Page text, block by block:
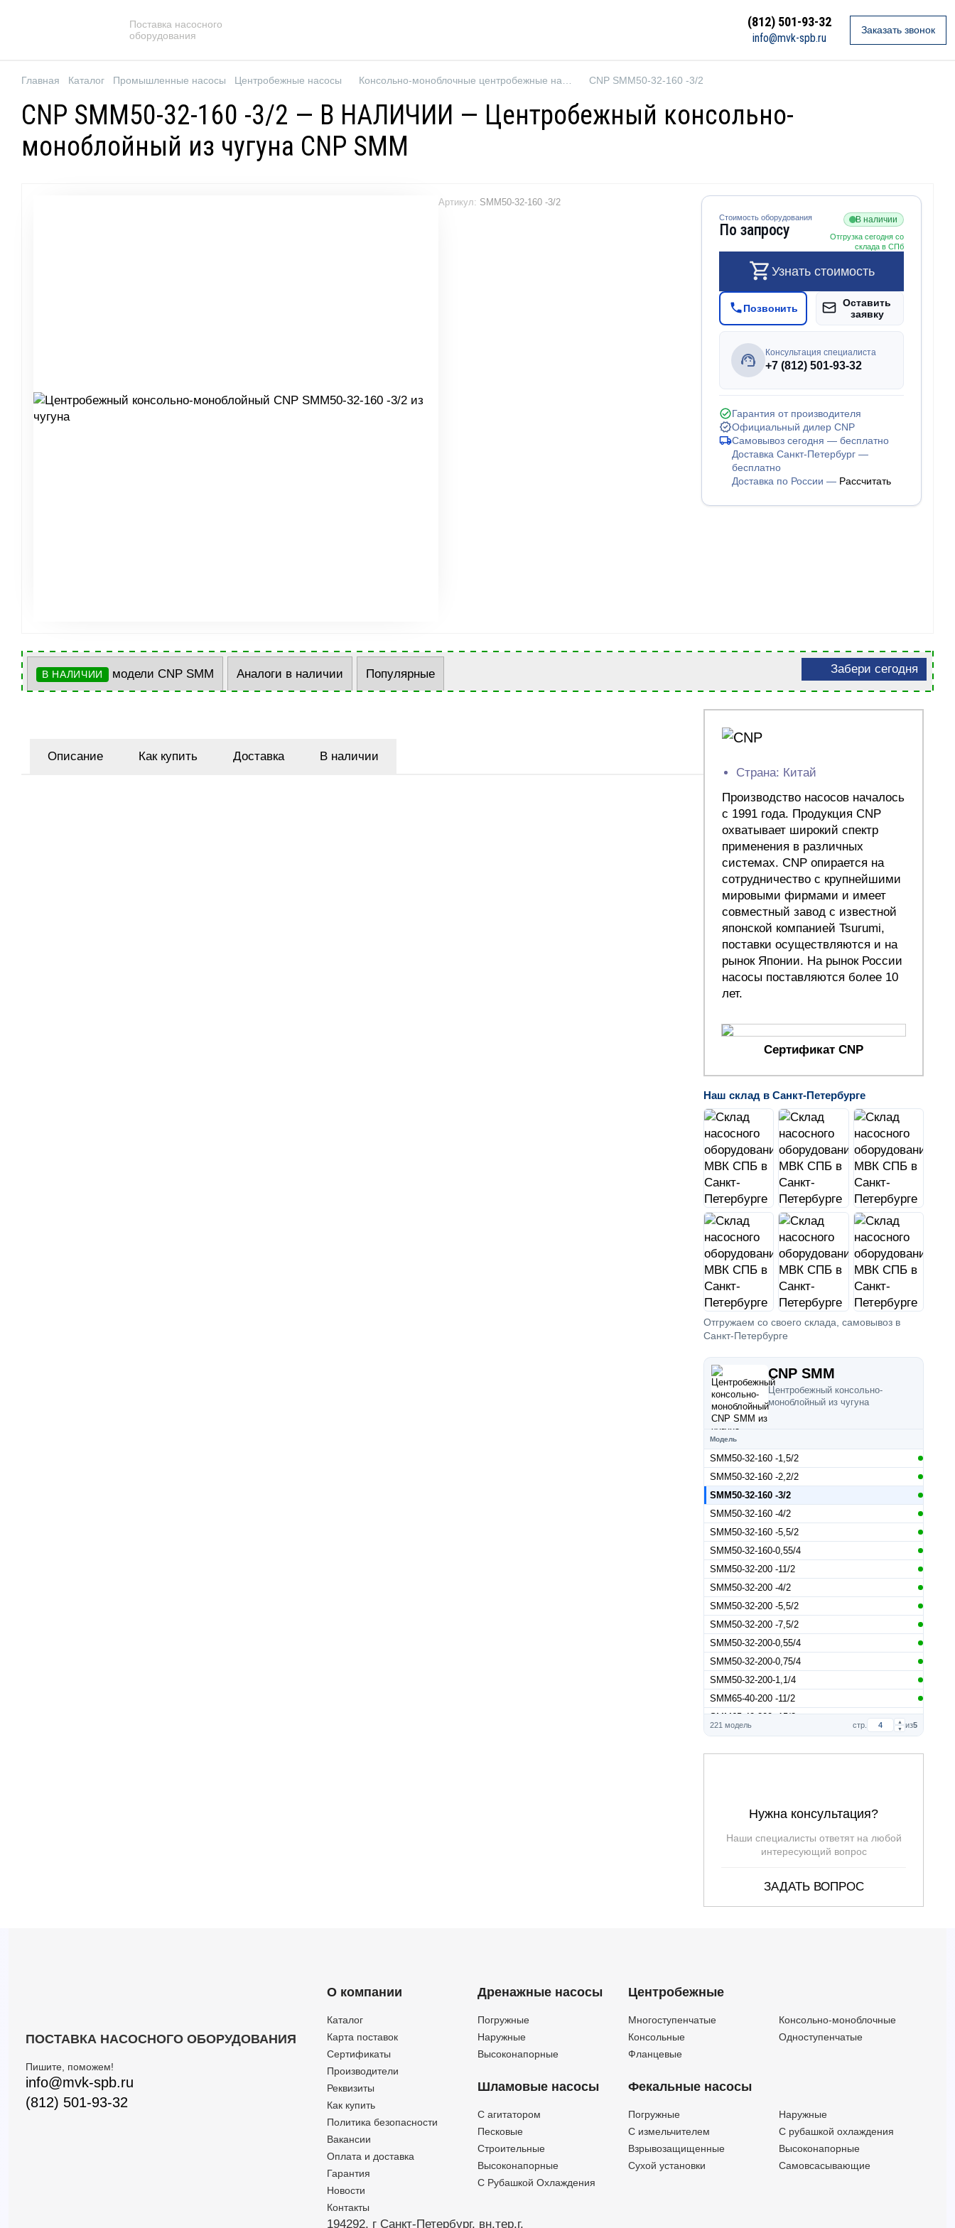
Поставка насосного
оборудования
(812) 501-93-32
info@mvk-spb.ru
Заказать звонок
Главная Каталог Промышленные насосы Центробежные насосы CNP SMM50-32-160 -3/2
CNP SMM50-32-160 -3/2 — В НАЛИЧИИ — Центробежный консольно-
моноблойный из чугуна CNP SMM
Артикул: SMM50-32-160 -3/2
Стоимость оборудования
По запросу
В наличии
Отгрузка сегодня со
склада в СПб
Узнать стоимость
Позвонить
Оставить
заявку
Консультация специалиста
+7 (812) 501-93-32
Гарантия от производителя
Официальный дилер CNP
Самовывоз сегодня — бесплатно
Доставка Санкт-Петербург —
бесплатно
Доставка по России — Рассчитать
В НАЛИЧИИ модели CNP SMM Аналоги в наличии Популярные Забери сегодня
Описание Как купить Доставка
В наличии
Страна: Китай
Производство насосов началось
с 1991 года. Продукция CNP
охватывает широкий спектр
применения в различных
системах. CNP опирается на
сотрудничество с крупнейшими
мировыми фирмами и имеет
совместный завод с известной
японской компанией Tsurumi,
поставки осуществляются и на
рынок Японии. На рынок России
насосы поставляются более 10
лет.
Сертификат CNP
Наш склад в Санкт-Петербурге
Отгружаем со своего склада, самовывоз в
Санкт-Петербурге
CNP SMM
Центробежный консольно-
моноблойный из чугуна
Модель
SMM50-32-160 -1,5/2
SMM50-32-160 -2,2/2
SMM50-32-160 -3/2
SMM50-32-160 -4/2
SMM50-32-160 -5,5/2
SMM50-32-160-0,55/4
SMM50-32-200 -11/2
SMM50-32-200 -4/2
SMM50-32-200 -5,5/2
SMM50-32-200 -7,5/2
SMM50-32-200-0,55/4
SMM50-32-200-0,75/4
SMM50-32-200-1,1/4
SMM65-40-200 -11/2
SMM65-40-200 -15/2
SMM65-40-200 -5,5/2
SMM65-40-200 -7,5/2
SMM65-40-200-1,5/4
SMM65-40-250-15/2
SMM65-40-250-2,2/4
SMM65-40-315-37/2
SMM65-40-315-45/2
SMM65-50-160 -11/2
SMM65-50-160 -7,5/2
SMM65-50-160-1,1/4
221 модель стр.
▲
▼
из5
Нужна консультация?
Наши специалисты ответят на любой
интересующий вопрос
ЗАДАТЬ ВОПРОС
ПОСТАВКА НАСОСНОГО ОБОРУДОВАНИЯ
Пишите, поможем!
info@mvk-spb.ru
(812) 501-93-32
О компании
Каталог
Карта поставок
Сертификаты
Производители
Реквизиты
Как купить
Политика безопасности
Вакансии
Оплата и доставка
Гарантия
Новости
Контакты
Дренажные насосы
Погружные
Наружные
Высоконапорные
Шламовые насосы
C агитатором
Песковые
Строительные
Высоконапорные
С Рубашкой Охлаждения
194292, г Санкт-Петербург, вн.тер.г.
Центробежные
Многоступенчатые
Консольно-моноблочные
Консольные
Одноступенчатые
Фланцевые
Фекальные насосы
Погружные
Наружные
C измельчителем
С рубашкой охлаждения
Взрывозащищенные
Высоконапорные
Сухой установки
Самовсасывающие